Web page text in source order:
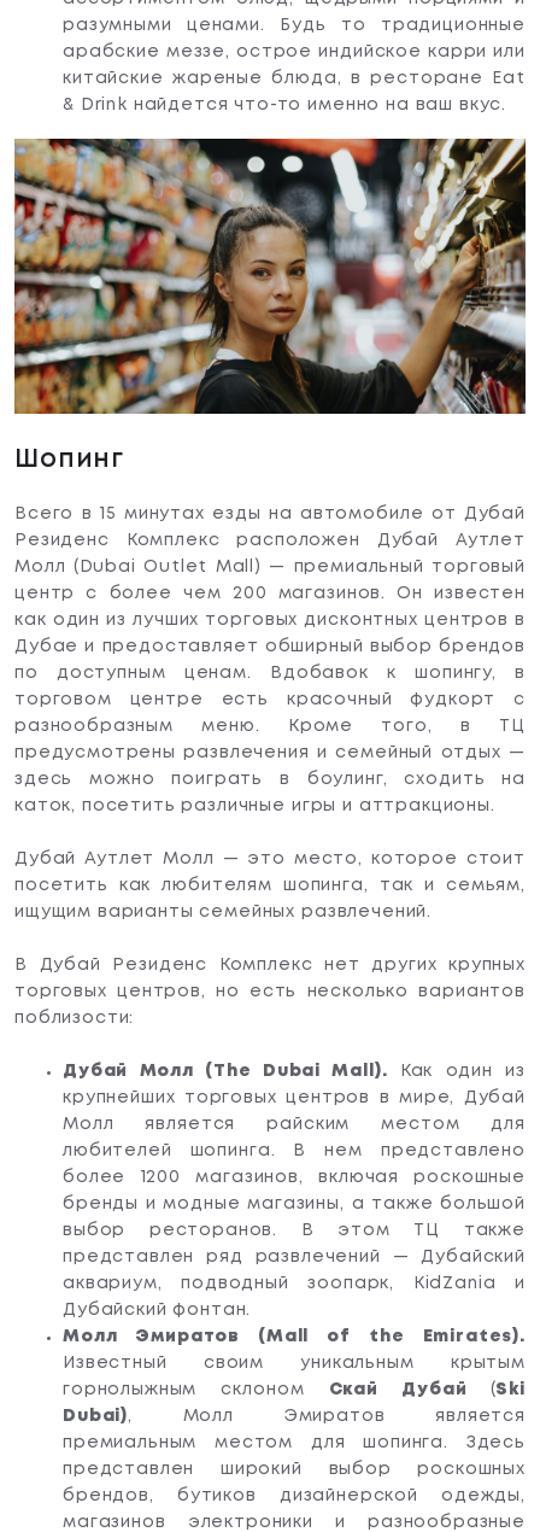
разумными ценами. Будь то традиционные
арабские меззе, острое индийское карри или
китайские жареные блюда, в ресторане Eat
& Drink найдется что-то именно на ваш вкус.
Шопинг
Всего в 15 минутах езды на автомобиле от Дубай
Резиденс Комплекс расположен Дубай Аутлет
Молл (Dubai Outlet Mall) — премиальный торговый
центр с более чем 200 магазинов. Он известен
как один из лучших торговых дисконтных центров в
Дубае и предоставляет обширный выбор брендов
по доступным ценам. Вдобавок к шопингу, в
торговом центре есть красочный фудкорт с
разнообразным меню. Кроме того, в ТЦ
предусмотрены развлечения и семейный отдых —
здесь можно поиграть в боулинг, сходить на
каток, посетить различные игры и аттракционы.
Дубай Аутлет Молл — это место, которое стоит
посетить как любителям шопинга, так и семьям,
ищущим варианты семейных развлечений.
В Дубай Резиденс Комплекс нет других крупных
торговых центров, но есть несколько вариантов
поблизости:
Дубай Молл (The Dubai Mall). Как один из
крупнейших торговых центров в мире, Дубай
Молл является райским местом для
любителей шопинга. В нем представлено
более 1200 магазинов, включая роскошные
бренды и модные магазины, а также большой
выбор ресторанов. В этом ТЦ также
представлен ряд развлечений — Дубайский
аквариум, подводный зоопарк, KidZania и
Дубайский фонтан.
Молл Эмиратов (Mall of the Emirates).
Известный своим уникальным крытым
горнолыжным склоном
Скай Дубай (Ski
Dubai), Молл Эмиратов является
премиальным местом для шопинга. Здесь
представлен широкий выбор роскошных
брендов, бутиков дизайнерской одежды,
магазинов электроники и разнообразные